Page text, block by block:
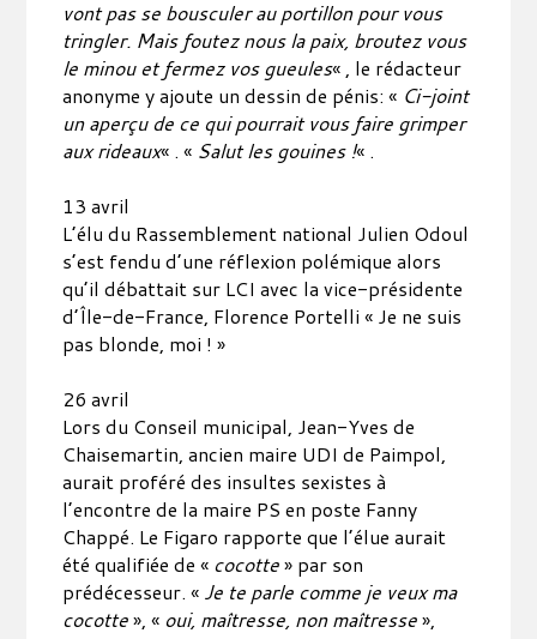
vont pas se bousculer au portillon pour vous
tringler. Mais foutez nous la paix, broutez vous
le minou et fermez vos gueules« , le rédacteur
anonyme y ajoute un dessin de pénis: « Ci-joint
un aperçu de ce qui pourrait vous faire grimper
aux rideaux« . « Salut les gouines !« .
13 avril
L’élu du Rassemblement national Julien Odoul
s’est fendu d’une réflexion polémique alors
qu’il débattait sur LCI avec la vice-présidente
d’Île-de-France, Florence Portelli « Je ne suis
pas blonde, moi ! »
26 avril
Lors du Conseil municipal, Jean-Yves de
Chaisemartin, ancien maire UDI de Paimpol,
aurait proféré des insultes sexistes à
l’encontre de la maire PS en poste Fanny
Chappé. Le Figaro rapporte que l’élue aurait
été qualifiée de « cocotte» par son
prédécesseur. « Je te parle comme je veux ma
cocotte», « oui, maîtresse, non maîtresse»,